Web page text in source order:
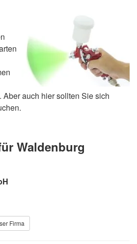
Aber auch hier sollten Sie sich
Waldenburg
Firma